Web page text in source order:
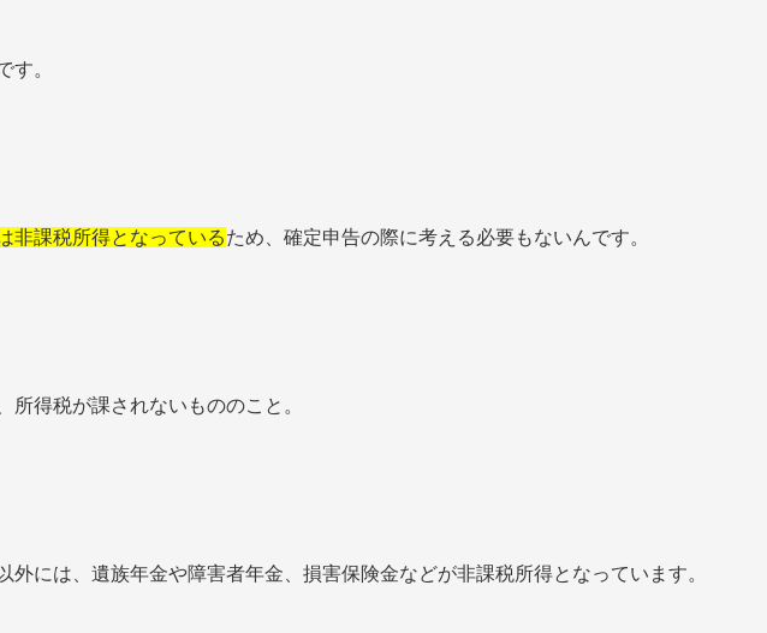
す。
非課税所得となっているため、確定申告の際に考える必要もないんです。
所得税が課されないもののこと。
外には、遺族年金や障害者年金、損害保険金などが非課税所得となっています。